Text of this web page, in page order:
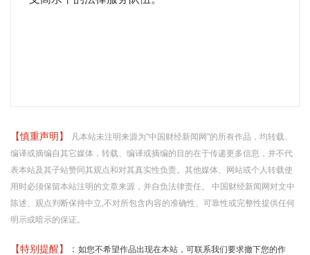
【慎重声明】
凡本站未注明来源为"中国财经新闻网"的所有作品，均转载、
编译或摘编自其它媒体，转载、编译或摘编的目的在于传递更多信息，并不代
表本站及其子站赞同其观点和对其真实性负责。其他媒体、网站或个人转载使
用时必须保留本站注明的文章来源，并自负法律责任。 中国财经新闻网对文中
陈述、观点判断保持中立,不对所包含内容的准确性、可靠性或完整性提供任何
明示或暗示的保证。
【特别提醒】： 如您不希望作品出现在本站，可联系我们要求撤下您的作